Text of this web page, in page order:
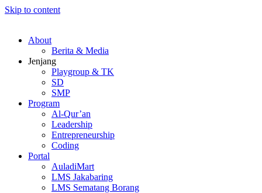
Skip to content
About
Berita & Media
Jenjang
Playgroup & TK
SD
SMP
Program
Al-Qur’an
Leadership
Entrepreneurship
Coding
Portal
AuladiMart
LMS Jakabaring
LMS Sematang Borang